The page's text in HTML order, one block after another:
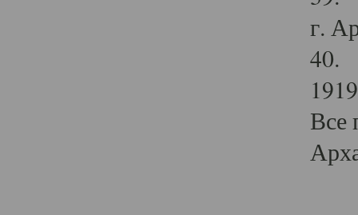
г.
40.
Все